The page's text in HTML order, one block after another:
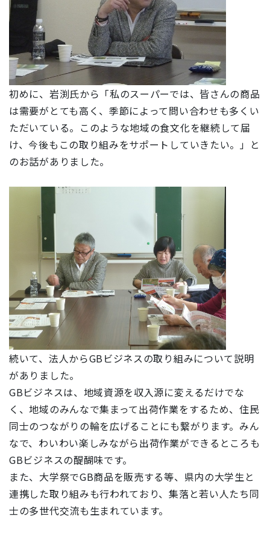
初めに、岩渕氏から「私のスーパーでは、皆さんの商品
は需要がとても高く、季節によって問い合わせも多くい
ただいている。このような地域の食文化を継続して届
け、今後もこの取り組みをサポートしていきたい。」と
のお話がありました。
続いて、法人からGBビジネスの取り組みについて説明
がありました。
GBビジネスは、地域資源を収入源に変えるだけでな
く、地域のみんなで集まって出荷作業をするため、住民
同士のつながりの輪を広げることにも繋がります。みん
なで、わいわい楽しみながら出荷作業ができるところも
GBビジネスの醍醐味です。
また、大学祭でGB商品を販売する等、県内の大学生と
連携した取り組みも行われており、集落と若い人たち同
士の多世代交流も生まれています。